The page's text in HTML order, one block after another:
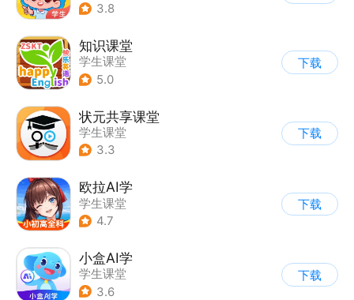
3.8
知识课堂
学生课堂
5.0
下载
状元共享课堂
学生课堂
3.3
下载
欧拉AI学
学生课堂
4.7
下载
小盒AI学
学生课堂
3.6
下载